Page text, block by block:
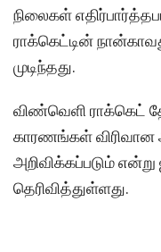
நிலைகள்
ராக்கெட்டின்
முடிந்தது.
விண்வெளி ராக்கெட்
காரணங்கள் விரிவான
அறிவிக்கப்படும்
தெரிவித்துள்ளது.